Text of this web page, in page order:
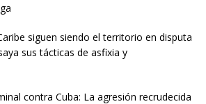
siguen siendo el territorio en disputa
sus tácticas de asfixia y
contra Cuba: La agresión recrudecida